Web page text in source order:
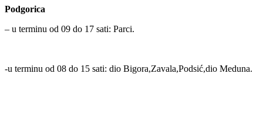
Podgorica
– u terminu od 09 do 17 sati: Parci.
-u terminu od 08 do 15 sati: dio Bigora,Zavala,Podsić,dio Meduna.